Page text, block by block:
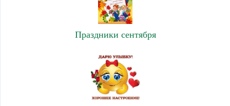
Праздники сентября